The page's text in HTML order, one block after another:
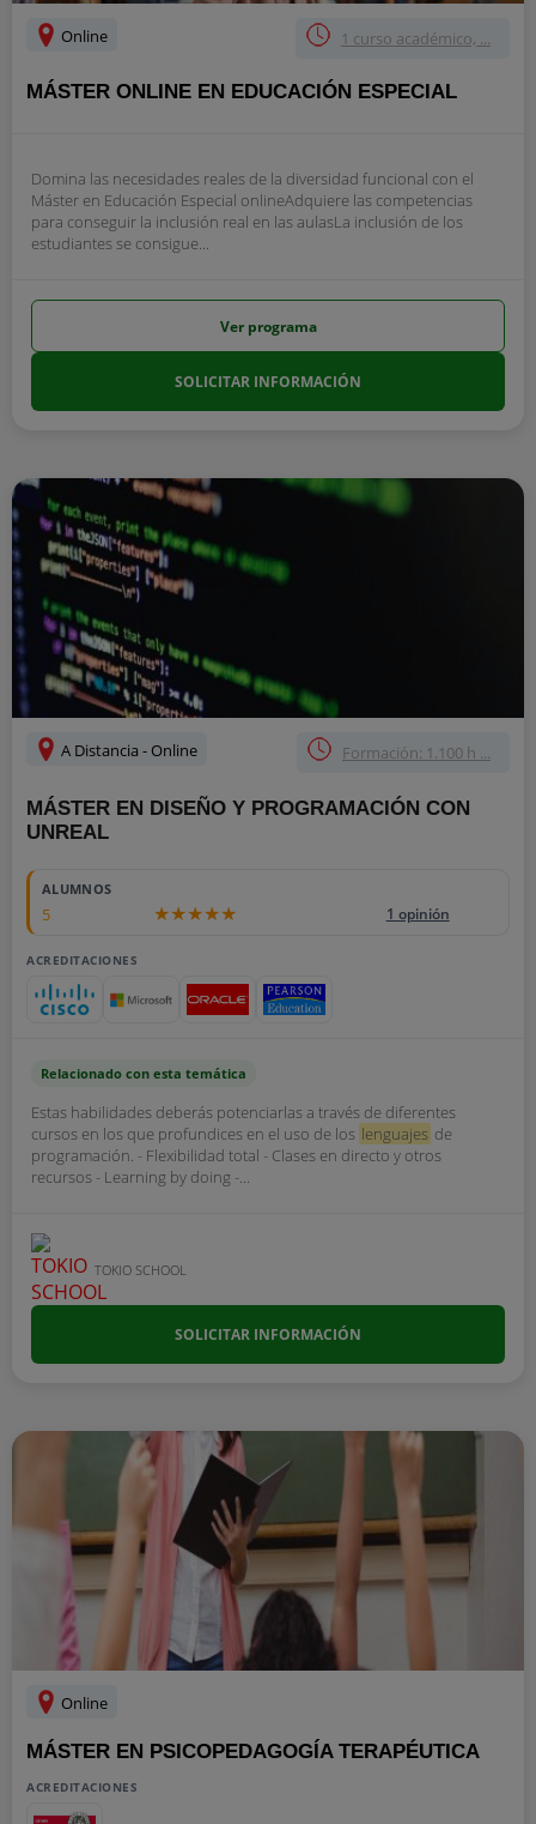
Online 1 curso académico, ...
MÁSTER ONLINE EN EDUCACIÓN ESPECIAL
Domina las necesidades reales de la diversidad funcional con el
Máster en Educación Especial onlineAdquiere las competencias
para conseguir la inclusión real en las aulasLa inclusión de los
estudiantes se consigue...
Ver programa
SOLICITAR INFORMACIÓN
A Distancia - Online Formación: 1.100 h ...
MÁSTER EN DISEÑO Y PROGRAMACIÓN CON
UNREAL
ALUMNOS
5 1 opinión
ACREDITACIONES
Relacionado con esta temática
Estas habilidades deberás potenciarlas a través de diferentes
cursos en los que profundices en el uso de los lenguajes de
programación. - Flexibilidad total - Clases en directo y otros
recursos - Learning by doing -...
TOKIO SCHOOL
SOLICITAR INFORMACIÓN
Online
MÁSTER EN PSICOPEDAGOGÍA TERAPÉUTICA
ACREDITACIONES